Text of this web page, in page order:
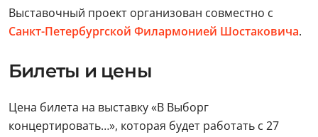
Выставочный проект организован совместно с
Санкт-Петербургской Филармонией Шостаковича.
Билеты и цены
Цена билета на выставку «В Выборг
концертировать…», которая будет работать с 27